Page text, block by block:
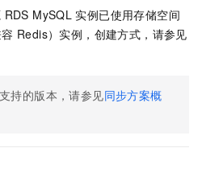
RDS MySQL 实例已使用存储空间
Redis） 实例，创建方式，请参见
持的版本，请参见同步方案概